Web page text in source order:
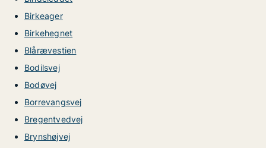
Birkeager
Birkehegnet
Blårævestien
Bodilsvej
Bodøvej
Borrevangsvej
Bregentvedvej
Brynshøjvej